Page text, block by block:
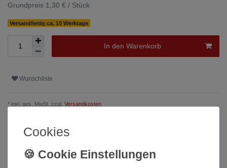
Grundpreis 1,30 € / Stück
Versandfertig ca. 10 Werktage
In den Warenkorb
Wunschliste
* inkl. ges. MwSt. zzgl. Versandkosten
Beschreibung
Cookies